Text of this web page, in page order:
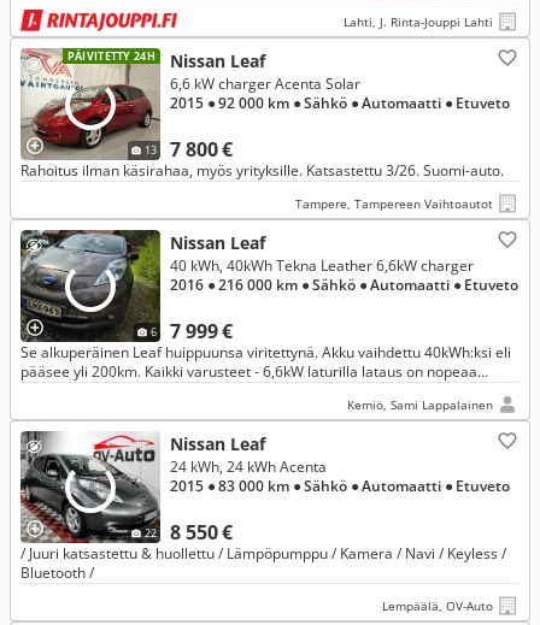
Lahti, J. Rinta-Jouppi Lahti
PÄIVITETTY 24H
13
Nissan Leaf
7 800 €
6,6 kW charger Acenta Solar
2015 ● 92 000 km ● Sähkö ● Automaatti ● Etuveto
Rahoitus ilman käsirahaa, myös yrityksille. Katsastettu 3/26. Suomi-auto.
Tampere, Tampereen Vaihtoautot
6
Nissan Leaf
7 999 €
40 kWh, 40kWh Tekna Leather 6,6kW charger
2016 ● 216 000 km ● Sähkö ● Automaatti ● Etuveto
Se alkuperäinen Leaf huippuunsa viritettynä. Akku vaihdettu 40kWh:ksi eli
pääsee yli 200km. Kaikki varusteet - 6,6kW laturilla lataus on nopeaa
Kemiö, Sami Lappalainen
22
Nissan Leaf
8 550 €
24 kWh, 24 kWh Acenta
2015 ● 83 000 km ● Sähkö ● Automaatti ● Etuveto
/ Juuri katsastettu & huollettu / Lämpöpumppu / Kamera / Navi / Keyless /
Bluetooth /
Lempäälä, OV-Auto